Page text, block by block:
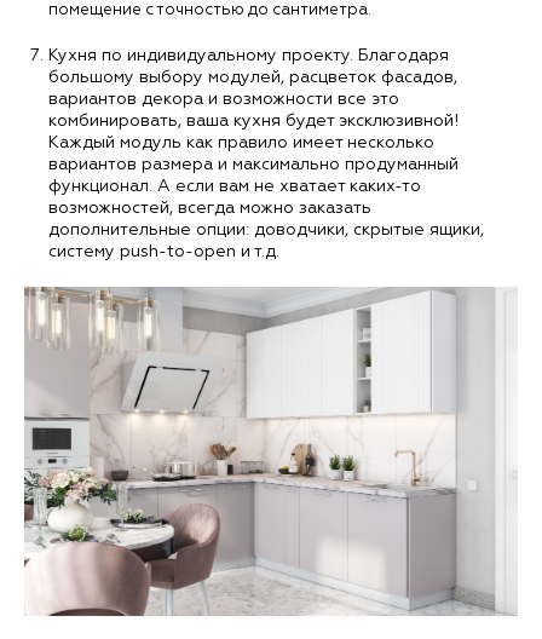
помещение с точностью до сантиметра.
Кухня по индивидуальному проекту. Благодаря
большому выбору модулей, расцветок фасадов,
вариантов декора и возможности все это
комбинировать, ваша кухня будет эксклюзивной!
Каждый модуль как правило имеет несколько
вариантов размера и максимально продуманный
функционал. А если вам не хватает каких-то
возможностей, всегда можно заказать
дополнительные опции: доводчики, скрытые ящики,
систему push-to-open и т.д.